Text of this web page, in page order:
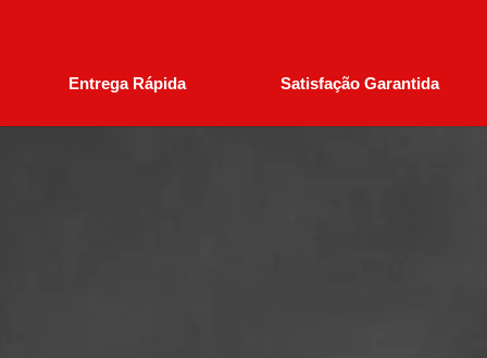
Entrega Rápida Satisfação Garantida